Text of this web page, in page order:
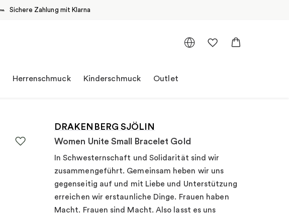
Sichere Zahlung mit Klarna
Herrenschmuck Kinderschmuck Outlet
DRAKENBERG SJÖLIN
Women Unite Small Bracelet Gold
In Schwesternschaft und Solidarität sind wir
zusammengeführt. Gemeinsam heben wir uns
gegenseitig auf und mit Liebe und Unterstützung
erreichen wir erstaunliche Dinge. Frauen haben
Macht. Frauen sind Macht. Also lasst es uns